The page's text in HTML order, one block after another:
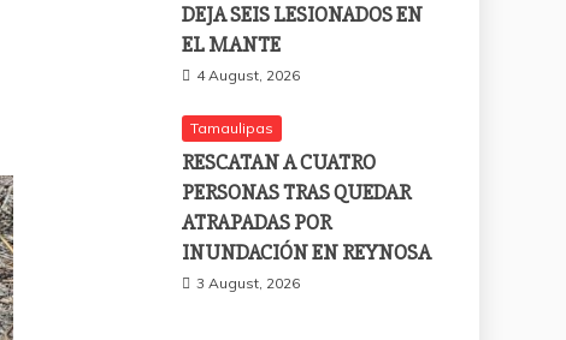
DEJA SEIS LESIONADOS EN
EL MANTE
4 August, 2026
Tamaulipas
RESCATAN A CUATRO
PERSONAS TRAS QUEDAR
ATRAPADAS POR
INUNDACIÓN EN REYNOSA
3 August, 2026